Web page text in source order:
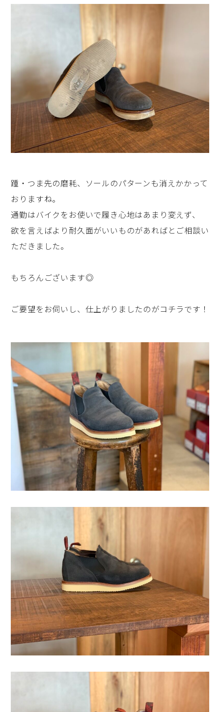
踵・つま先の磨耗、ソールのパターンも消えかかって
おりますね。
通勤はバイクをお使いで履き心地はあまり変えず、
欲を言えばより耐久面がいいものがあればとご相談い
ただきました。
もちろんございます◎
ご要望をお伺いし、仕上がりましたのがコチラです！